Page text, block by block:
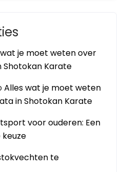
je moet weten over
Shotokan Karate
Alles wat je moet weten
in Shotokan Karate
voor ouderen: Een
te